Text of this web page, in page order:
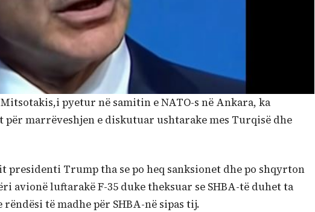
pyetur në samitin e NATO-s në Ankara, ka
për marrëveshjen e diskutuar ushtarake mes Turqisë dhe
presidenti Trump tha se po heq sanksionet dhe po shqyrton
avionë luftarakë F-35 duke theksuar se SHBA-të duhet ta
të madhe për SHBA-në sipas tij.